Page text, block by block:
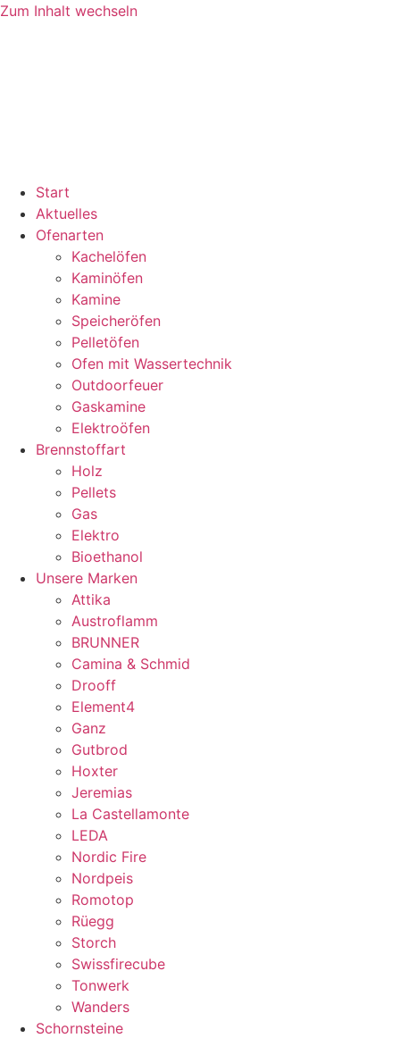
Zum Inhalt wechseln
Start
Aktuelles
Ofenarten
Kachelöfen
Kaminöfen
Kamine
Speicheröfen
Pelletöfen
Ofen mit Wassertechnik
Outdoorfeuer
Gaskamine
Elektroöfen
Brennstoffart
Holz
Pellets
Gas
Elektro
Bioethanol
Unsere Marken
Attika
Austroflamm
BRUNNER
Camina & Schmid
Drooff
Element4
Ganz
Gutbrod
Hoxter
Jeremias
La Castellamonte
LEDA
Nordic Fire
Nordpeis
Romotop
Rüegg
Storch
Swissfirecube
Tonwerk
Wanders
Schornsteine